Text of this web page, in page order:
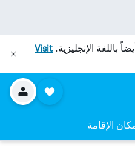
باللغة الإنجليزية.Visit
الإقامة